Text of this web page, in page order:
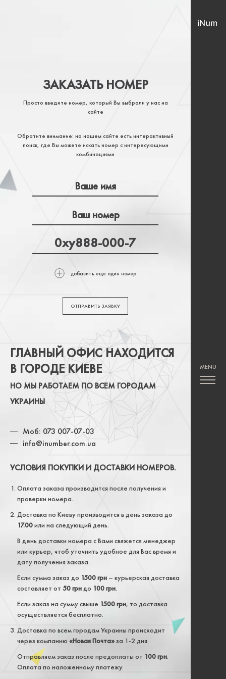
ЗАКАЗАТЬ НОМЕР
Просто введите номер, который Вы выбрали у нас на
сайте
Обратите внимание: на нашем сайте есть интерактивный
поиск, где Вы можете искать номер с интересующими
комбинациями
добавить еще один номер
ОТПРАВИТЬ ЗАЯВКУ
ГЛАВНЫЙ ОФИС НАХОДИТСЯ
В ГОРОДЕ КИЕВЕ
НО МЫ РАБОТАЕМ ПО ВСЕМ ГОРОДАМ
УКРАИНЫ
Моб: 073 007-07-03
info@inumber.com.ua
УСЛОВИЯ ПОКУПКИ И ДОСТАВКИ НОМЕРОВ.
Оплата заказа производится после получения и
проверки номера.
Доставка по Киеву производится в день заказа до
17.00или на следующий день.
В день доставки номера с Вами свяжется менеджер
или курьер, чтоб уточнить удобное для Вас время и
дату получения заказа.
Если сумма заказ до 1500 грн – курьерская доставка
составляет от 50 грндо 100 грн.
Если заказ на сумму свыше 1500 грн, то доставка
осуществляется бесплатно.
Доставка по всем городам Украины происходит
через компанию «Новая Почта»за 1-2 дня.
Отправляем заказ после предоплаты от 100 грн.
Оплата по наложенному платежу.